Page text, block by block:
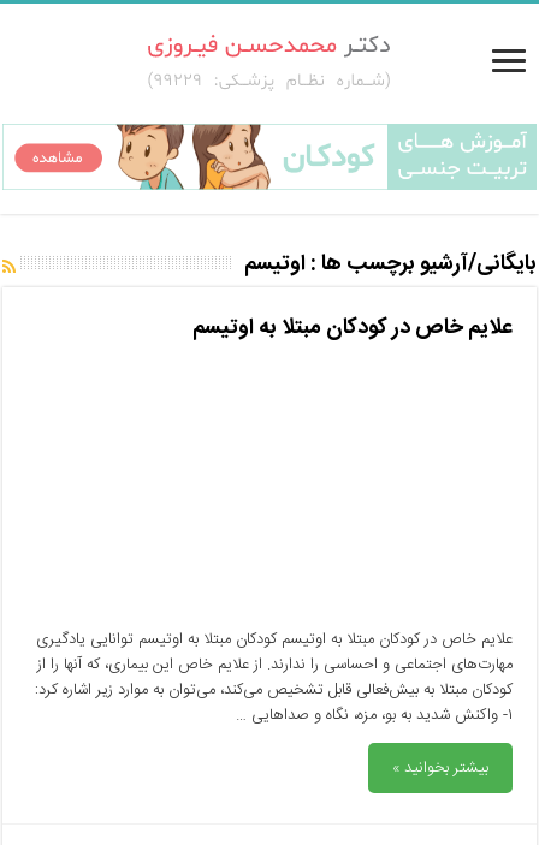
بایگانی/آرشیو برچسب ها :اوتیسم
علایم خاص در کودکان مبتلا به اوتیسم
علایم خاص در کودکان مبتلا به اوتیسم کودکان مبتلا به اوتیسم توانایی یادگیری
مهارت‌های اجتماعی و احساسی را ندارند. از علایم خاص این بیماری، که آنها را از
کودکان مبتلا به بیش‌فعالی قابل تشخیص می‌کند، می‌توان به موارد زیر اشاره کرد:
۱- واکنش شدید به بو، مزه، نگاه و صداهایی …
بیشتر بخوانید »